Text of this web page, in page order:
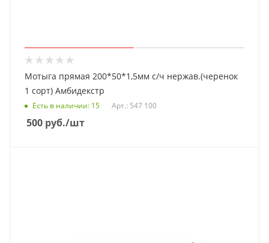
Мотыга прямая 200*50*1,5мм с/ч нержав.(черенок
1 сорт) Амбидекстр
Есть в наличии: 15 Арт.: 547 100
500 руб./шт